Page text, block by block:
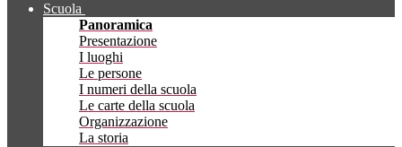
Scuola
Panoramica
Presentazione
I luoghi
Le persone
I numeri della scuola
Le carte della scuola
Organizzazione
La storia